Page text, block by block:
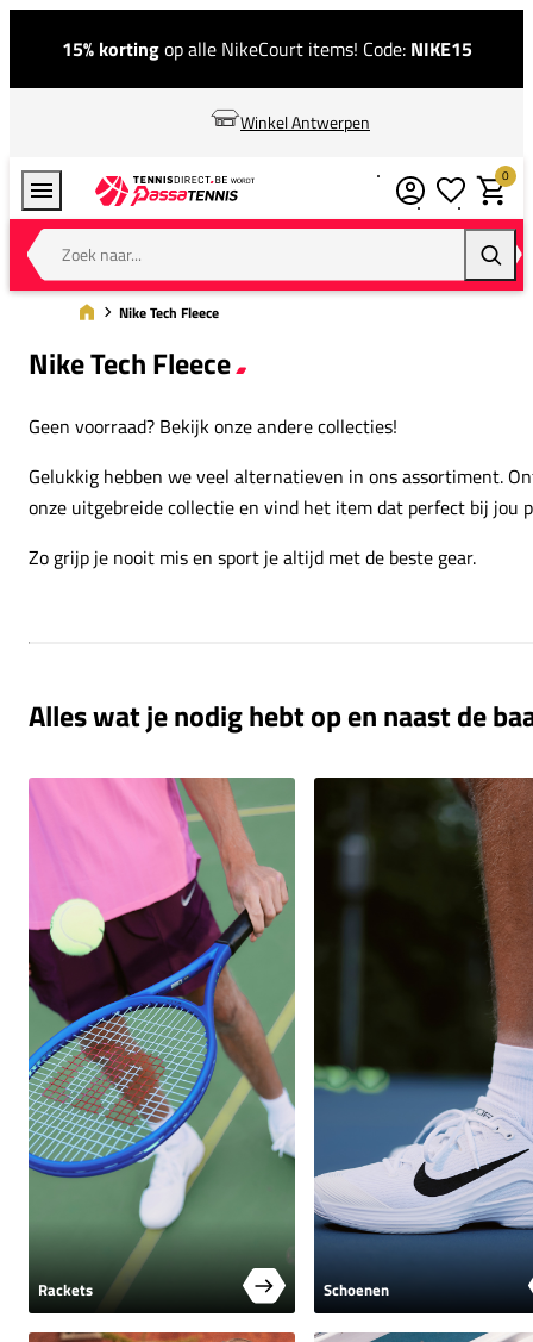
15% kortingop alle NikeCourt items! Code: NIKE15
Winkel Antwerpen
Zoek naar...
0
Nike Tech Fleece
Nike Tech Fleece
Geen voorraad? Bekijk onze andere collecties!
Gelukkig hebben we veel alternatieven in ons assortiment.
onze uitgebreide collectie en vind het item dat perfect bij jou
Zo grijp je nooit mis en sport je altijd met de beste gear.
Alles wat je nodig hebt op en naast de
Rackets Schoenen